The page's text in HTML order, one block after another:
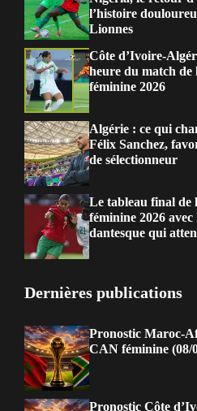
l’histoire
Lionnes
Côte d’Ivoire-
heure du match
féminine 2026
Algérie : ce qui
Félix Sanchez,
de sélectionneur
Le tableau final de
féminine 2026
dantesque qui
Dernières publications
Pronostic Maroc-
CAN féminine (08/
Pronostic Côte